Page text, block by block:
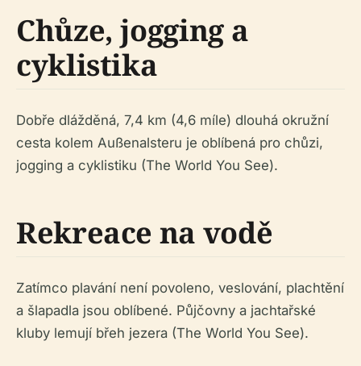
Chůze, jogging a
cyklistika
Dobře dlážděná, 7,4 km (4,6 míle) dlouhá okružní
cesta kolem Außenalsteru je oblíbená pro chůzi,
jogging a cyklistiku (The World You See).
Rekreace na vodě
Zatímco plavání není povoleno, veslování, plachtění
a šlapadla jsou oblíbené. Půjčovny a jachtařské
kluby lemují břeh jezera (The World You See).